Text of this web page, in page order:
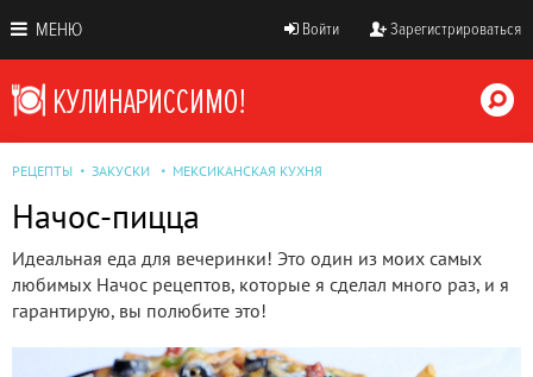
МЕНЮ Войти Зарегистрироваться
РЕЦЕПТЫ ЗАКУСКИ МЕКСИКАНСКАЯ КУХНЯ
Начос-пицца
Идеальная еда для вечеринки! Это один из моих самых
любимых Начос рецептов, которые я сделал много раз, и я
гарантирую, вы полюбите это!